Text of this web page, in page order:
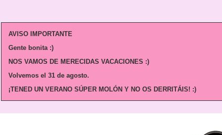
AVISO IMPORTANTE
Gente bonita :)
NOS VAMOS DE MERECIDAS VACACIONES :)
Volvemos el 31 de agosto.
¡TENED UN VERANO SÚPER MOLÓN Y NO OS DERRITÁIS! :)